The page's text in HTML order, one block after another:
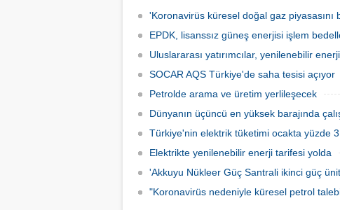
geriledi.
kabının
bildirildi.
'Koronavirüs küresel doğal gaz piyasasını
EPDK, lisanssız güneş enerjisi işlem
Uluslararası yatırımcılar, yenilenebilir
SOCAR AQS Türkiye'de saha tesisi açıyor
Petrolde arama ve üretim yerlileşecek
Dünyanın üçüncü en yüksek barajında
Türkiye'nin elektrik tüketimi ocakta yüzde 3
Elektrikte yenilenebilir enerji tarifesi yolda
'Akkuyu Nükleer Güç Santrali ikinci güç
"Koronavirüs nedeniyle küresel petrol